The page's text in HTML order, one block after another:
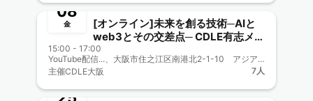
08
金
[オンライン]未来を創る技術─AIと
web3とその交差点─ CDLE有志メン
バー協力企画
15:00 - 17:00
YouTube配信...、大阪市住之江区南港北2-1-10 アジア太平洋トレードセンター（ATC）内 ITM棟6階 （ニュートラム南港ポートタウン線 トレードセンター前駅下車） https://teqs.jp/about_us/access.php/
主催CDLE大阪 7人
終了